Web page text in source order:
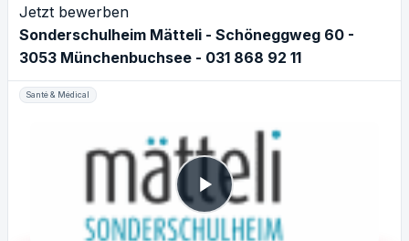
Jetzt bewerben
Sonderschulheim Mätteli - Schöneggweg 60 -
3053 Münchenbuchsee - 031 868 92 11
Santé & Médical